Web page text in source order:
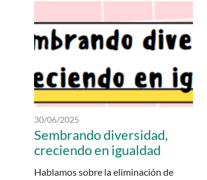
Fecha de publicación:
30/06/2025
Sembrando diversidad,
creciendo en igualdad
Hablamos sobre la eliminación de